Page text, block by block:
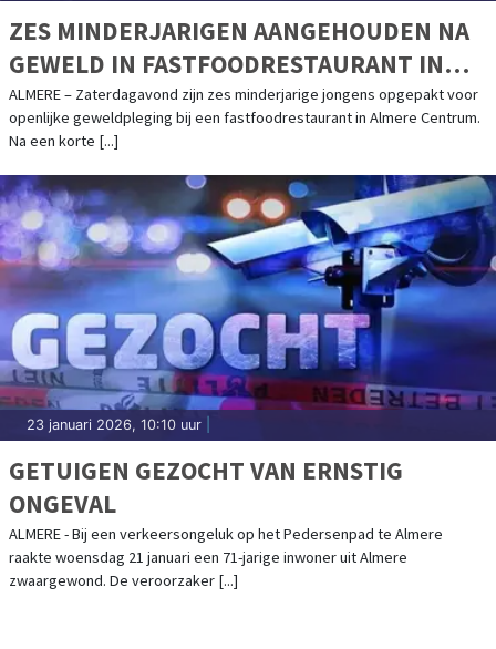
ZES MINDERJARIGEN AANGEHOUDEN NA
GEWELD IN FASTFOODRESTAURANT IN
ALMERE
ALMERE – Zaterdagavond zijn zes minderjarige jongens opgepakt voor
openlijke geweldpleging bij een fastfoodrestaurant in Almere Centrum.
Na een korte [...]
23 januari 2026, 10:10 uur
GETUIGEN GEZOCHT VAN ERNSTIG
ONGEVAL
ALMERE - Bij een verkeersongeluk op het Pedersenpad te Almere
raakte woensdag 21 januari een 71-jarige inwoner uit Almere
zwaargewond. De veroorzaker [...]